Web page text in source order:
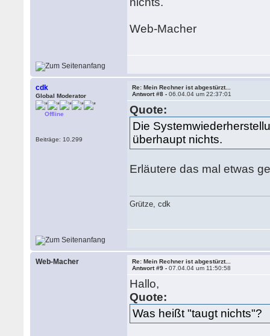
Web-Macher
cdk
Global Moderator
Offline
Beiträge: 10.299
Re: Mein Rechner ist abgestürzt...
Antwort #8 -06.04.04 um 22:37:01
Quote:
Die
überhaupt nichts.
Erläutere das mal etwas
Grütze, cdk
Web-Macher
Re: Mein Rechner ist abgestürzt...
Antwort #9 -07.04.04 um 11:50:58
Hallo,
Quote:
Was heißt "taugt nichts"?